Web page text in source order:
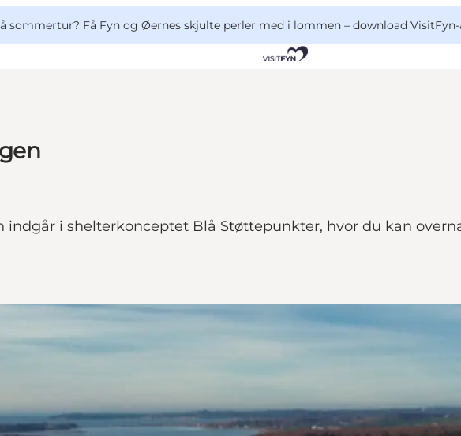
sommertur? Få Fyn og Øernes skjulte perler med i lommen – download
indgår i shelterkonceptet Blå Støttepunkter, hvor du kan